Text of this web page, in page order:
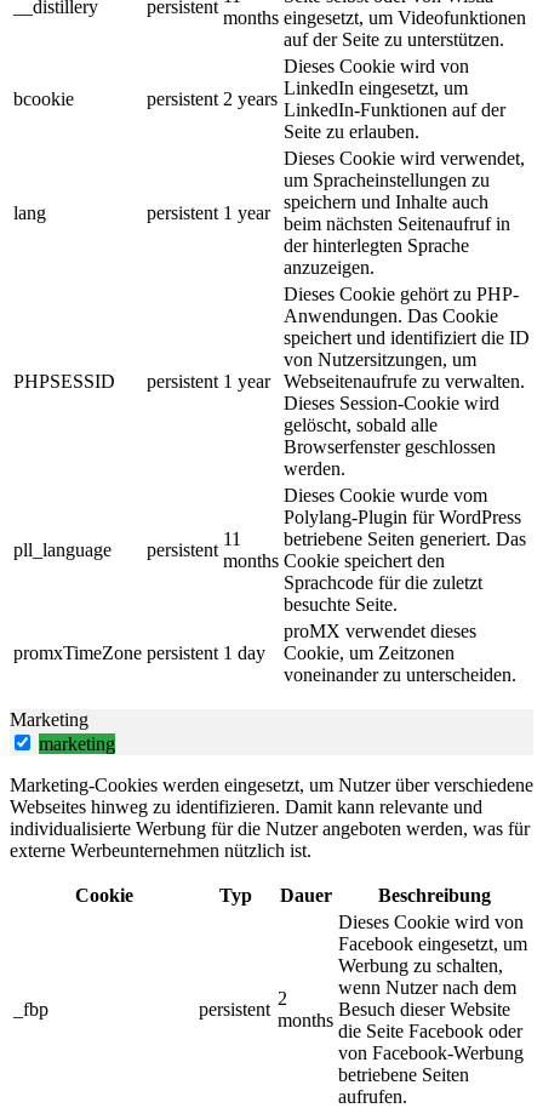
__distillery persistent
months eingesetzt, um Videofunktionen
auf der Seite zu unterstützen.
bcookie persistent 2 years
Dieses Cookie wird von
LinkedIn eingesetzt, um
LinkedIn-Funktionen auf der
Seite zu erlauben.
lang persistent 1 year
Dieses Cookie wird verwendet,
um Spracheinstellungen zu
speichern und Inhalte auch
beim nächsten Seitenaufruf in
der hinterlegten Sprache
anzuzeigen.
PHPSESSID persistent 1 year
Dieses Cookie gehört zu PHP-
Anwendungen. Das Cookie
speichert und identifiziert die ID
von Nutzersitzungen, um
Webseitenaufrufe zu verwalten.
Dieses Session-Cookie wird
gelöscht, sobald alle
Browserfenster geschlossen
werden.
pll_language persistent
11
months
Dieses Cookie wurde vom
Polylang-Plugin für WordPress
betriebene Seiten generiert. Das
Cookie speichert den
Sprachcode für die zuletzt
besuchte Seite.
promxTimeZone persistent 1 day
proMX verwendet dieses
Cookie, um Zeitzonen
voneinander zu unterscheiden.
Marketing
marketing
Marketing-Cookies werden eingesetzt, um Nutzer über verschiedene
Webseites hinweg zu identifizieren. Damit kann relevante und
individualisierte Werbung für die Nutzer angeboten werden, was für
externe Werbeunternehmen nützlich ist.
Cookie Typ Dauer Beschreibung
_fbp persistent
2
months
Dieses Cookie wird von
Facebook eingesetzt, um
Werbung zu schalten,
wenn Nutzer nach dem
Besuch dieser Website
die Seite Facebook oder
von Facebook-Werbung
betriebene Seiten
aufrufen.